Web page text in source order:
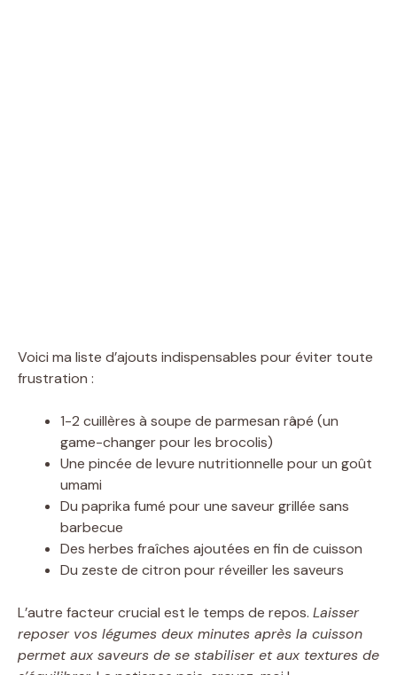
Voici ma liste d’ajouts indispensables pour éviter toute
frustration :
1-2 cuillères à soupe de parmesan râpé (un
game-changer pour les brocolis)
Une pincée de levure nutritionnelle pour un goût
umami
Du paprika fumé pour une saveur grillée sans
barbecue
Des herbes fraîches ajoutées en fin de cuisson
Du zeste de citron pour réveiller les saveurs
L’autre facteur crucial est le temps de repos. Laisser
reposer vos légumes deux minutes après la cuisson
permet aux saveurs de se stabiliser et aux textures de